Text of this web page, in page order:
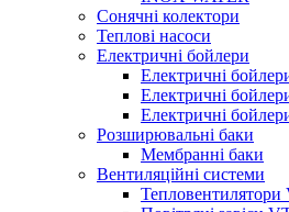
Сонячні колектори
Теплові насоси
Електричні бойлери
Електричні
Електричні
Електричні
Розширювальні баки
Мембранні баки
Вентиляційні системи
Тепловентилятори